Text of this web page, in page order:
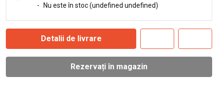
-
Nu este în stoc (undefined undefined)
Detalii de livrare
Rezervați în magazin